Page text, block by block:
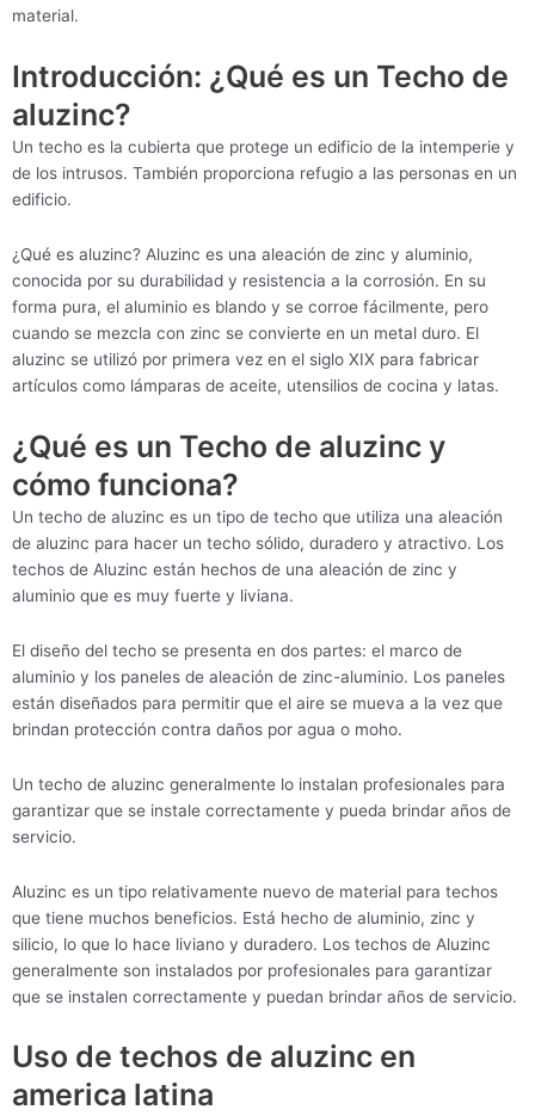
material.
Introducción: ¿Qué es un Techo de
aluzinc?
Un techo es la cubierta que protege un edificio de la intemperie y
de los intrusos. También proporciona refugio a las personas en un
edificio.
¿Qué es aluzinc? Aluzinc es una aleación de zinc y aluminio,
conocida por su durabilidad y resistencia a la corrosión. En su
forma pura, el aluminio es blando y se corroe fácilmente, pero
cuando se mezcla con zinc se convierte en un metal duro. El
aluzinc se utilizó por primera vez en el siglo XIX para fabricar
artículos como lámparas de aceite, utensilios de cocina y latas.
¿Qué es un Techo de aluzinc y
cómo funciona?
Un techo de aluzinc es un tipo de techo que utiliza una aleación
de aluzinc para hacer un techo sólido, duradero y atractivo. Los
techos de Aluzinc están hechos de una aleación de zinc y
aluminio que es muy fuerte y liviana.
El diseño del techo se presenta en dos partes: el marco de
aluminio y los paneles de aleación de zinc-aluminio. Los paneles
están diseñados para permitir que el aire se mueva a la vez que
brindan protección contra daños por agua o moho.
Un techo de aluzinc generalmente lo instalan profesionales para
garantizar que se instale correctamente y pueda brindar años de
servicio.
Aluzinc es un tipo relativamente nuevo de material para techos
que tiene muchos beneficios. Está hecho de aluminio, zinc y
silicio, lo que lo hace liviano y duradero. Los techos de Aluzinc
generalmente son instalados por profesionales para garantizar
que se instalen correctamente y puedan brindar años de servicio.
Uso de techos de aluzinc en
america latina